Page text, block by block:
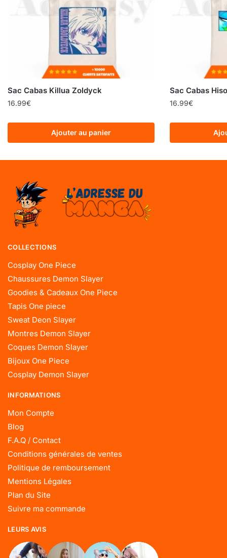
Sac Cabas Killua Zoldyck
16.99€
Ajouter au panier
Sac Cabas
16.99€
COLLECTIONS
Cosplay One Piece
Chaussures Demon Slayer
Goodies & Cadeaux One Piece
Tapis One piece
Sweat Deon Slayer
Montres Demon Slayer
Coques Demon Slayer
Bijoux One Piece
Cosplay Demon Slayer
INFORMATIONS
Mon Compte
Blog
F.A.Q / Contact
Conditions générales de ventes
Politique de remboursement
Mentions Légales
Plan du Site
Suivre ma commande
LEURS AVIS